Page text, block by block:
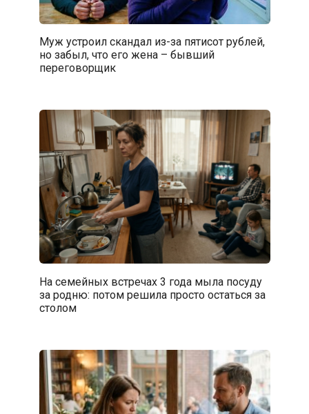
Муж устроил скандал из-за пятисот рублей,
но забыл, что его жена – бывший
переговорщик
На семейных встречах 3 года мыла посуду
за родню: потом решила просто остаться за
столом